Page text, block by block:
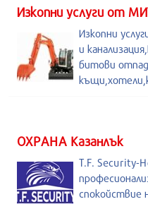
Изкопни услуги от
Изкопни
и
битови
ОХРАНА Казанлък
T.F. Security-
спокойствие